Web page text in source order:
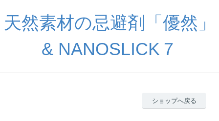
天然素材の忌避剤「優然」
& NANOSLICK７
ショップへ戻る